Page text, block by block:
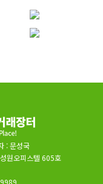
: 문성국
원오피스텔 605호